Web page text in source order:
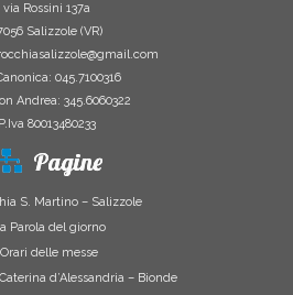
via Rossini 137a
Salizzole (VR)
045.7100316
Andrea: 345.6060322
P.Iva 80013480233
Pagine
S. Martino – Salizzole
Parola del giorno
Orari delle messe
d’Alessandria – Bionde